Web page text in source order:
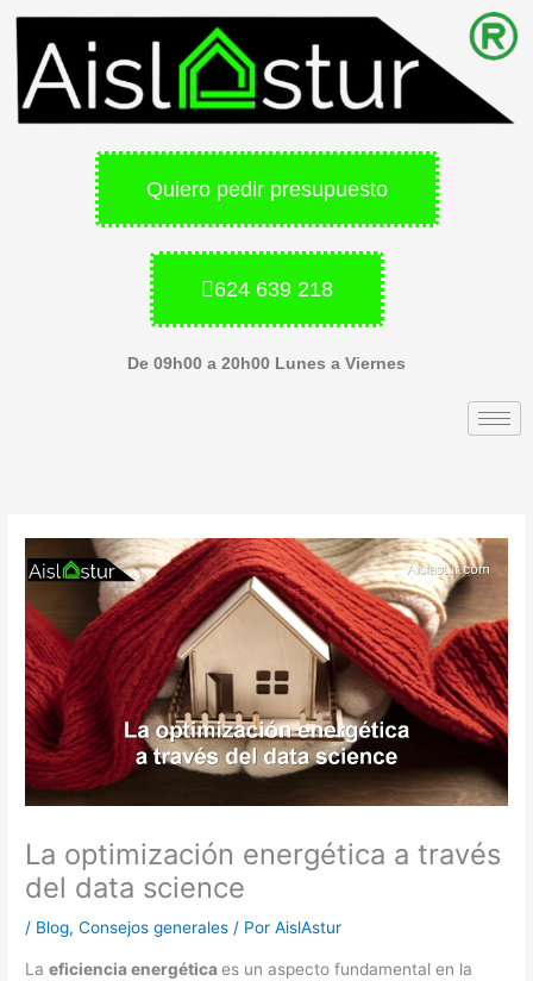
contenido
Quiero pedir presupuesto
624 639 218
De 09h00 a 20h00 Lunes a Viernes
La optimización energética a través
del data science
/ Blog,Consejos generales / PorAislAstur
Laeficiencia energéticaes un aspecto fundamental en la